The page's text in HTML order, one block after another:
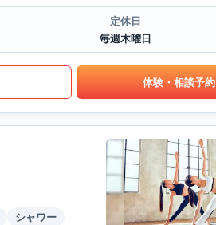
定休日
毎週木曜日
体験・相談予約
シャワー